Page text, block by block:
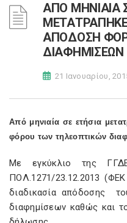
ΑΠΟ ΜΗΝΙΑΙΑ
ΑΠΟΔΟΣΗ
ΔΙΑΦΗΜΙΣΕΩΝ
21 Ιανουαρίου,
Από μηνιαία σε ετήσια
φόρου των τηλεοπτικών
Με εγκύκλιο της
ΠΟΛ.1271/23.12.2013
διαδικασία απόδοσης
διαφημίσεων καθώς και